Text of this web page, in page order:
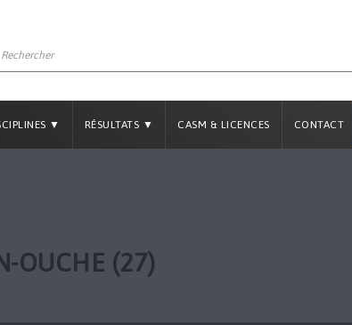
▼ RÉSULTATS ▼ CASM & LICENCES CONTACT
OUCHE (27)